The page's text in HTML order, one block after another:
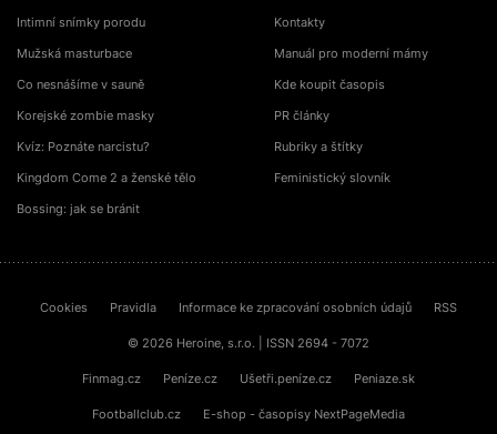
Intimní snímky porodu
Mužská masturbace
Co nesnášíme v sauně
Korejské zombie masky
Kvíz: Poznáte narcistu?
Kingdom Come 2 a ženské tělo
Bossing: jak se bránit
Kontakty
Manuál pro moderní mámy
Kde koupit časopis
PR články
Rubriky a štítky
Feministický slovník
Cookies Pravidla Informace ke zpracování osobních údajů RSS
© 2026 Heroine, s.r.o. | ISSN 2694 - 7072
Finmag.cz Peníze.cz Ušetři.peníze.cz Peniaze.sk
Footballclub.cz E-shop - časopisy NextPageMedia